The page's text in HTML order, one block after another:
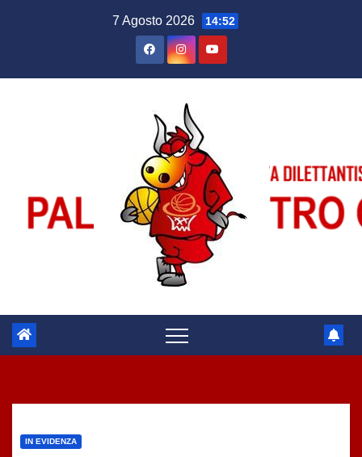
7 Agosto 2026 14:52
IN EVIDENZA